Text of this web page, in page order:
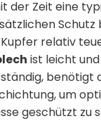
der Zeit eine
Schutz
relativ
ist leicht und
benötigt
um
geschützt zu